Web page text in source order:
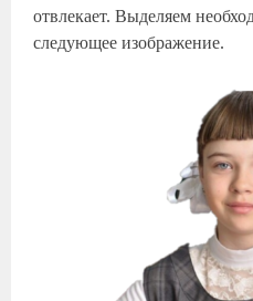
отвлекает. Выделяем
следующее изображение.